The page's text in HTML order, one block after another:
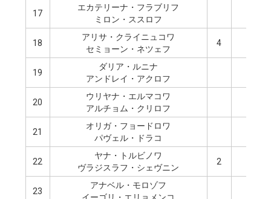
17
エカテリーナ・フラブリフ
ミロン・ススロフ
18
アリサ・クライニュコワ
セミョーン・ネツェフ
4
19
ダリア・ルニナ
アンドレイ・アクロフ
20
ウリヤナ・エルマコワ
アルチョム・クリロフ
21
オリガ・フョードロワ
パヴェル・ドラコ
22
ヤナ・トルビノワ
ヴラジスラフ・シェヴニン
2
23
アナベル・モロゾフ